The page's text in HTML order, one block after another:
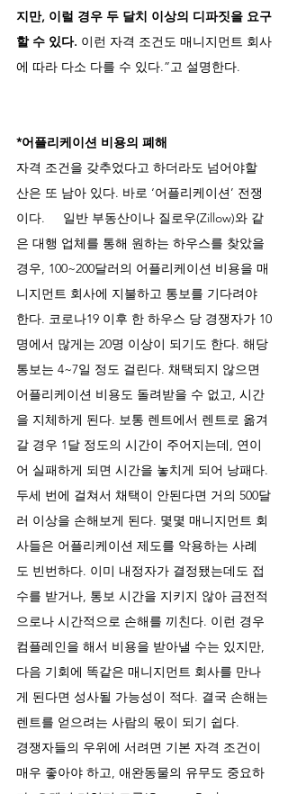
지만, 이럴 경우 두 달치 이상의 디파짓을 요구
할 수 있다. 이런 자격 조건도 매니지먼트 회사
에 따라 다소 다를 수 있다.”고 설명한다.
*어플리케이션 비용의 폐해
자격 조건을 갖추었다고 하더라도 넘어야할
산은 또 남아 있다. 바로 ‘어플리케이션’ 전쟁
이다.     일반 부동산이나 질로우(Zillow)와 같
은 대행 업체를 통해 원하는 하우스를 찾았을
경우, 100~200달러의 어플리케이션 비용을 매
니지먼트 회사에 지불하고 통보를 기다려야
한다. 코로나19 이후 한 하우스 당 경쟁자가 10
명에서 많게는 20명 이상이 되기도 한다. 해당
통보는 4~7일 정도 걸린다. 채택되지 않으면
어플리케이션 비용도 돌려받을 수 없고, 시간
을 지체하게 된다. 보통 렌트에서 렌트로 옮겨
갈 경우 1달 정도의 시간이 주어지는데, 연이
어 실패하게 되면 시간을 놓치게 되어 낭패다.
두세 번에 걸쳐서 채택이 안된다면 거의 500달
러 이상을 손해보게 된다. 몇몇 매니지먼트 회
사들은 어플리케이션 제도를 악용하는 사례
도 빈번하다. 이미 내정자가 결정됐는데도 접
수를 받거나, 통보 시간을 지키지 않아 금전적
으로나 시간적으로 손해를 끼친다. 이런 경우
컴플레인을 해서 비용을 받아낼 수는 있지만,
다음 기회에 똑같은 매니지먼트 회사를 만나
게 된다면 성사될 가능성이 적다. 결국 손해는
렌트를 얻으려는 사람의 몫이 되기 쉽다.
경쟁자들의 우위에 서려면 기본 자격 조건이
매우 좋아야 하고, 애완동물의 유무도 중요하